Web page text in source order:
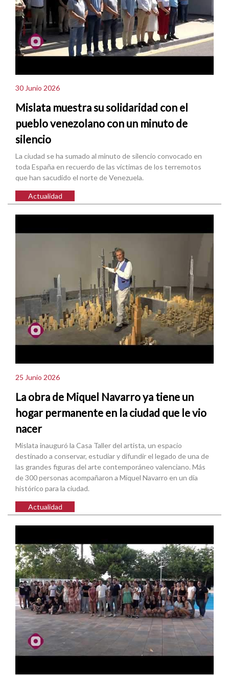
30 Junio 2026
Mislata muestra su solidaridad con el
pueblo venezolano con un minuto de
silencio
La ciudad se ha sumado al minuto de silencio convocado en
toda España en recuerdo de las víctimas de los terremotos
que han sacudido el norte de Venezuela.
Actualidad
25 Junio 2026
La obra de Miquel Navarro ya tiene un
hogar permanente en la ciudad que le vio
nacer
Mislata inauguró la Casa Taller del artista, un espacio
destinado a conservar, estudiar y difundir el legado de una de
las grandes figuras del arte contemporáneo valenciano. Más
de 300 personas acompañaron a Miquel Navarro en un día
histórico para la ciudad.
Actualidad